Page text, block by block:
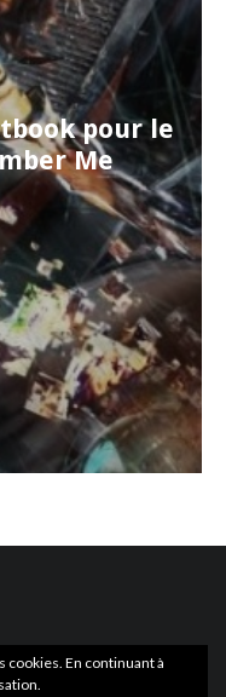
pour le
Me
cookies. En continuant à